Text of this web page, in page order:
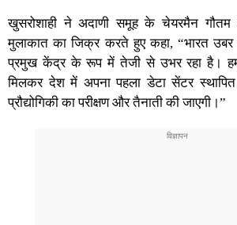
खुसरोशाही ने अदाणी समूह के चेयरमैन
मुलाकात का जिक्र करते हुए कहा, “भारत
प्रमुख केंद्र के रूप में तेजी से उभर रहा है।
मिलकर देश में अपना पहला डेटा सेंटर
प्रौद्योगिकी का परीक्षण और तैनाती की जाएगी।”